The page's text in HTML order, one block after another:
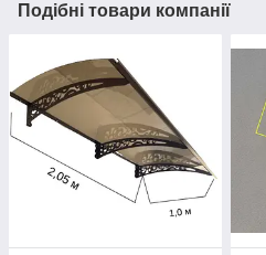
Подібні товари компанії